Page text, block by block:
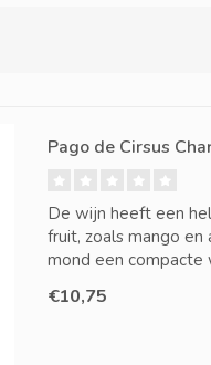
Pago de Cirsus
De wijn heeft een
fruit, zoals mango en
mond een compacte
€10,75